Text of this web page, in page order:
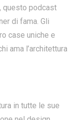
questo podcast
di fama. Gli
case uniche e
ama l’architettura
in tutte le sue